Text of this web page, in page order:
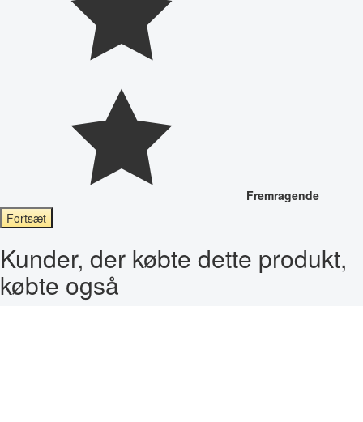
Fremragende
Fortsæt
Kunder, der købte dette produkt,
købte også